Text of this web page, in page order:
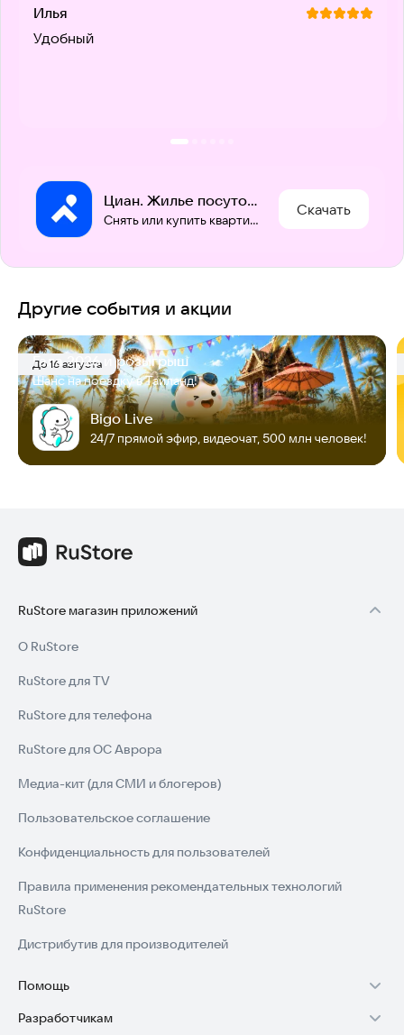
Илья
Удобный
Циан. Жилье посуточно или на долгий срок
Снять или купить квартиру, дом. Удобный поиск жилья от собственника. Ипотека.
Скачать
Другие события и акции
До 16 августа
Гала 2026 и розыгрыш
Шанс на поездку в Таиланд!
Bigo Live
24/7 прямой эфир, видеочат, 500 млн человек!
RuStore магазин приложений
О RuStore
RuStore для TV
RuStore для телефона
RuStore для ОС Аврора
Медиа-кит (для СМИ и блогеров)
Пользовательское соглашение
Конфиденциальность для пользователей
Правила применения рекомендательных технологий
RuStore
Дистрибутив для производителей
Помощь
Установка RuStore на TV
Разработчикам